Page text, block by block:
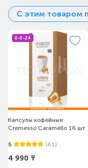
С этим товаром
0-0-24
Капсулы кофейные
Cremesso Caramello 16 шт
5 (61)
4 990 ₸